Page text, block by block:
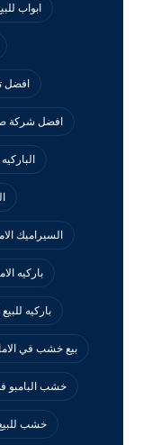
ابواب
افضل
افضل شركة
السيراميك
باركيه
باركيه
بيع خشب في
خشب البامبو
خشب